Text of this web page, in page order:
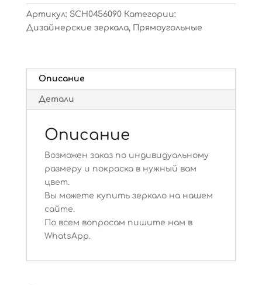
Артикул: SCH0456090 Категории:
Дизайнерские зеркала, Прямоугольные
Описание
Детали
Описание
Возможен заказ по индивидуальному
размеру и покраска в нужный вам
цвет.
Вы можете купить зеркало на нашем
сайте.
По всем вопросам пишите нам в
WhatsApp.